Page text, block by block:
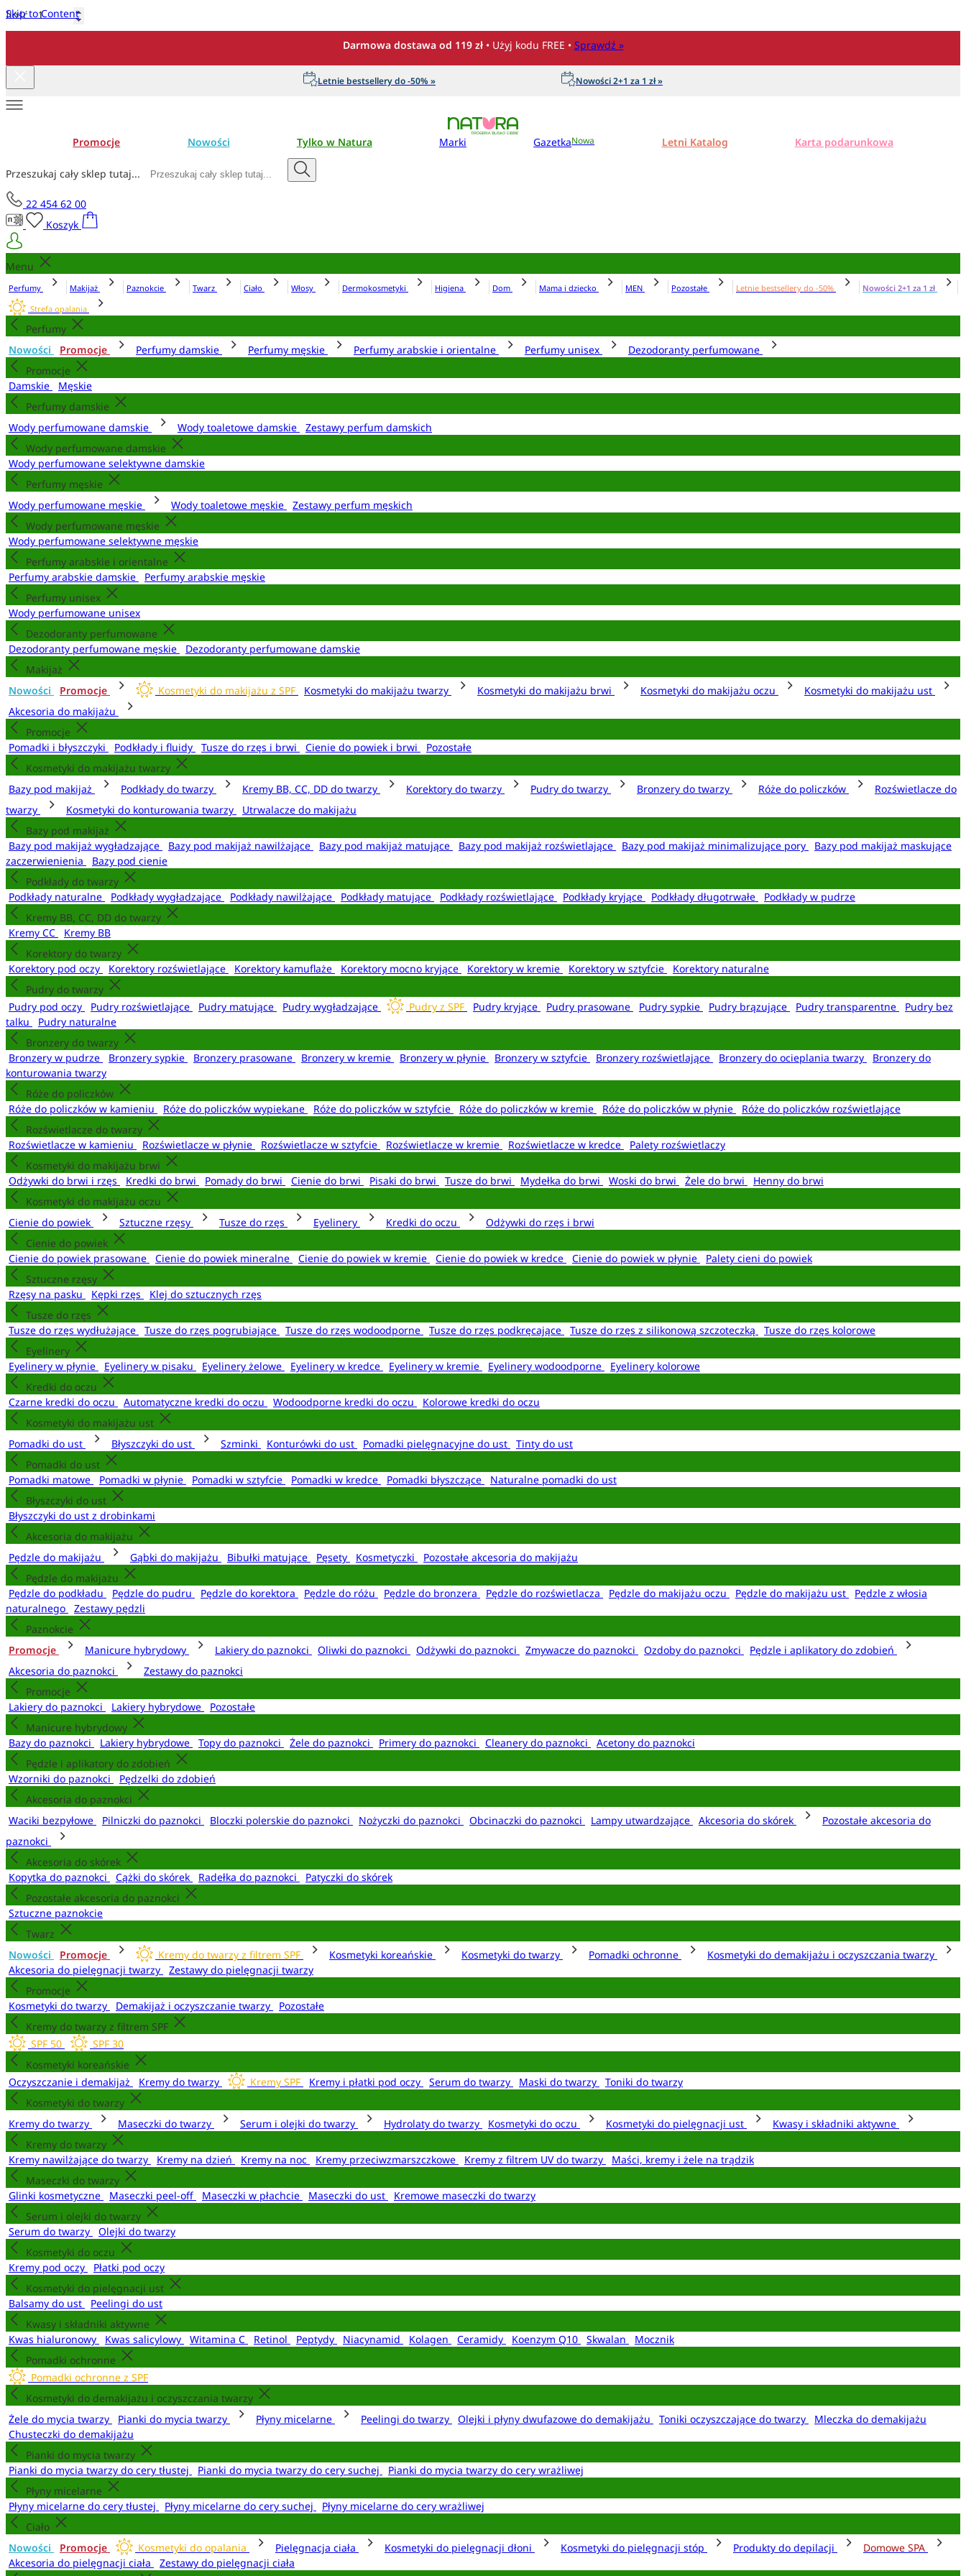
Skip to Content
Darmowa dostawa od 119 zł • Użyj kodu FREE • Sprawdź »
Letnie bestsellery do -50% » Nowości 2+1 za 1 zł »
Promocje Nowości Tylko w Natura Marki GazetkaNowa Letni Katalog Karta podarunkowa
Przeszukaj cały sklep tutaj...
22 454 62 00
Koszyk
Menu
Perfumy Makijaż Paznokcie Twarz Ciało Włosy Dermokosmetyki Higiena Dom Mama i dziecko MEN Pozostałe Letnie bestsellery do -50%
Nowości 2+1 za 1 zł
Strefa opalania
Perfumy
Nowości
Promocje Perfumy damskie Perfumy męskie Perfumy arabskie i orientalne Perfumy unisex
Dezodoranty perfumowane
Promocje
Damskie
Męskie
Perfumy damskie
Wody perfumowane damskie
Wody toaletowe damskie
Zestawy perfum damskich
Wody perfumowane damskie
Wody perfumowane selektywne damskie
Perfumy męskie
Wody perfumowane męskie
Wody toaletowe męskie
Zestawy perfum męskich
Wody perfumowane męskie
Wody perfumowane selektywne męskie
Perfumy arabskie i orientalne
Perfumy arabskie damskie
Perfumy arabskie męskie
Perfumy unisex
Wody perfumowane unisex
Dezodoranty perfumowane
Dezodoranty perfumowane męskie
Dezodoranty perfumowane damskie
Makijaż
Nowości
Promocje Kosmetyki do makijażu z SPF Kosmetyki do makijażu twarzy Kosmetyki do makijażu brwi Kosmetyki do makijażu oczu
Kosmetyki do makijażu ust
Akcesoria do makijażu
Promocje
Pomadki i błyszczyki
Podkłady i fluidy Tusze do rzęs i brwi Cienie do powiek i brwi
Pozostałe
Kosmetyki do makijażu twarzy
Bazy pod makijaż
Podkłady do twarzy Kremy BB, CC, DD do twarzy Korektory do twarzy Pudry do twarzy Bronzery do twarzy Róże do policzków
Rozświetlacze do
twarzy
Kosmetyki do konturowania twarzy
Utrwalacze do makijażu
Bazy pod makijaż
Bazy pod makijaż wygładzające
Bazy pod makijaż nawilżające Bazy pod makijaż matujące Bazy pod makijaż rozświetlające Bazy pod makijaż minimalizujące pory
Bazy pod makijaż maskujące
zaczerwienienia
Bazy pod cienie
Podkłady do twarzy
Podkłady naturalne
Podkłady wygładzające Podkłady nawilżające Podkłady matujące Podkłady rozświetlające Podkłady kryjące Podkłady długotrwałe
Podkłady w pudrze
Kremy BB, CC, DD do twarzy
Kremy CC
Kremy BB
Korektory do twarzy
Korektory pod oczy
Korektory rozświetlające Korektory kamuflaże Korektory mocno kryjące Korektory w kremie Korektory w sztyfcie
Korektory naturalne
Pudry do twarzy
Pudry pod oczy
Pudry rozświetlające Pudry matujące Pudry wygładzające Pudry z SPF Pudry kryjące Pudry prasowane Pudry sypkie Pudry brązujące Pudry transparentne
Pudry bez
talku
Pudry naturalne
Bronzery do twarzy
Bronzery w pudrze
Bronzery sypkie Bronzery prasowane Bronzery w kremie Bronzery w płynie Bronzery w sztyfcie Bronzery rozświetlające Bronzery do ocieplania twarzy
Bronzery do
konturowania twarzy
Róże do policzków
Róże do policzków w kamieniu
Róże do policzków wypiekane Róże do policzków w sztyfcie Róże do policzków w kremie Róże do policzków w płynie
Róże do policzków rozświetlające
Rozświetlacze do twarzy
Rozświetlacze w kamieniu
Rozświetlacze w płynie Rozświetlacze w sztyfcie Rozświetlacze w kremie Rozświetlacze w kredce
Palety rozświetlaczy
Kosmetyki do makijażu brwi
Odżywki do brwi i rzęs
Kredki do brwi Pomady do brwi Cienie do brwi Pisaki do brwi Tusze do brwi Mydełka do brwi Woski do brwi Żele do brwi
Henny do brwi
Kosmetyki do makijażu oczu
Cienie do powiek
Sztuczne rzęsy Tusze do rzęs Eyelinery Kredki do oczu
Odżywki do rzęs i brwi
Cienie do powiek
Cienie do powiek prasowane
Cienie do powiek mineralne Cienie do powiek w kremie Cienie do powiek w kredce Cienie do powiek w płynie
Palety cieni do powiek
Sztuczne rzęsy
Rzęsy na pasku
Kępki rzęs
Klej do sztucznych rzęs
Tusze do rzęs
Tusze do rzęs wydłużające
Tusze do rzęs pogrubiające Tusze do rzęs wodoodporne Tusze do rzęs podkręcające Tusze do rzęs z silikonową szczoteczką
Tusze do rzęs kolorowe
Eyelinery
Eyelinery w płynie
Eyelinery w pisaku Eyelinery żelowe Eyelinery w kredce Eyelinery w kremie Eyelinery wodoodporne
Eyelinery kolorowe
Kredki do oczu
Czarne kredki do oczu
Automatyczne kredki do oczu Wodoodporne kredki do oczu
Kolorowe kredki do oczu
Kosmetyki do makijażu ust
Pomadki do ust
Błyszczyki do ust Szminki Konturówki do ust Pomadki pielęgnacyjne do ust
Tinty do ust
Pomadki do ust
Pomadki matowe
Pomadki w płynie Pomadki w sztyfcie Pomadki w kredce Pomadki błyszczące
Naturalne pomadki do ust
Błyszczyki do ust
Błyszczyki do ust z drobinkami
Akcesoria do makijażu
Pędzle do makijażu
Gąbki do makijażu Bibułki matujące Pęsety Kosmetyczki
Pozostałe akcesoria do makijażu
Pędzle do makijażu
Pędzle do podkładu
Pędzle do pudru Pędzle do korektora Pędzle do różu Pędzle do bronzera Pędzle do rozświetlacza Pędzle do makijażu oczu Pędzle do makijażu ust
Pędzle z włosia
naturalnego
Zestawy pędzli
Paznokcie
Promocje
Manicure hybrydowy Lakiery do paznokci Oliwki do paznokci Odżywki do paznokci Zmywacze do paznokci Ozdoby do paznokci
Pędzle i aplikatory do zdobień
Akcesoria do paznokci
Zestawy do paznokci
Promocje
Lakiery do paznokci
Lakiery hybrydowe
Pozostałe
Manicure hybrydowy
Bazy do paznokci
Lakiery hybrydowe Topy do paznokci Żele do paznokci Primery do paznokci Cleanery do paznokci
Acetony do paznokci
Pędzle i aplikatory do zdobień
Wzorniki do paznokci
Pędzelki do zdobień
Akcesoria do paznokci
Waciki bezpyłowe
Pilniczki do paznokci Bloczki polerskie do paznokci Nożyczki do paznokci Obcinaczki do paznokci Lampy utwardzające Akcesoria do skórek
Pozostałe akcesoria do
paznokci
Akcesoria do skórek
Kopytka do paznokci
Cążki do skórek Radełka do paznokci
Patyczki do skórek
Pozostałe akcesoria do paznokci
Sztuczne paznokcie
Twarz
Nowości
Promocje Kremy do twarzy z filtrem SPF Kosmetyki koreańskie Kosmetyki do twarzy Pomadki ochronne
Kosmetyki do demakijażu i oczyszczania twarzy
Akcesoria do pielęgnacji twarzy
Zestawy do pielęgnacji twarzy
Promocje
Kosmetyki do twarzy
Demakijaż i oczyszczanie twarzy
Pozostałe
Kremy do twarzy z filtrem SPF
SPF 50
SPF 30
Kosmetyki koreańskie
Oczyszczanie i demakijaż
Kremy do twarzy Kremy SPF Kremy i płatki pod oczy Serum do twarzy Maski do twarzy
Toniki do twarzy
Kosmetyki do twarzy
Kremy do twarzy
Maseczki do twarzy Serum i olejki do twarzy Hydrolaty do twarzy Kosmetyki do oczu Kosmetyki do pielęgnacji ust
Kwasy i składniki aktywne
Kremy do twarzy
Kremy nawilżające do twarzy
Kremy na dzień Kremy na noc Kremy przeciwzmarszczkowe Kremy z filtrem UV do twarzy
Maści, kremy i żele na trądzik
Maseczki do twarzy
Glinki kosmetyczne
Maseczki peel-off Maseczki w płachcie Maseczki do ust
Kremowe maseczki do twarzy
Serum i olejki do twarzy
Serum do twarzy
Olejki do twarzy
Kosmetyki do oczu
Kremy pod oczy
Płatki pod oczy
Kosmetyki do pielęgnacji ust
Balsamy do ust
Peelingi do ust
Kwasy i składniki aktywne
Kwas hialuronowy
Kwas salicylowy Witamina C Retinol Peptydy Niacynamid Kolagen Ceramidy Koenzym Q10 Skwalan
Mocznik
Pomadki ochronne
Pomadki ochronne z SPF
Kosmetyki do demakijażu i oczyszczania twarzy
Żele do mycia twarzy
Pianki do mycia twarzy Płyny micelarne Peelingi do twarzy Olejki i płyny dwufazowe do demakijażu Toniki oczyszczające do twarzy
Mleczka do demakijażu
Chusteczki do demakijażu
Pianki do mycia twarzy
Pianki do mycia twarzy do cery tłustej
Pianki do mycia twarzy do cery suchej
Pianki do mycia twarzy do cery wrażliwej
Płyny micelarne
Płyny micelarne do cery tłustej
Płyny micelarne do cery suchej
Płyny micelarne do cery wrażliwej
Ciało
Nowości
Promocje Kosmetyki do opalania Pielęgnacja ciała Kosmetyki do pielęgnacji dłoni Kosmetyki do pielęgnacji stóp Produkty do depilacji
Domowe SPA
Akcesoria do pielęgnacji ciała
Zestawy do pielęgnacji ciała
Ilość